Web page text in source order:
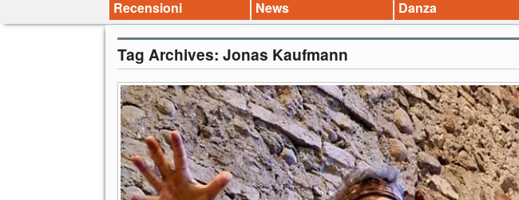
Recensioni News Danza
Tag Archives: Jonas Kaufmann